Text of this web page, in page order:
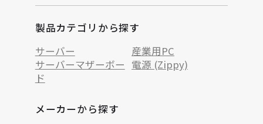
製品カテゴリから探す
サーバー
産業用PC
サーバーマザーボー
ド
電源 (Zippy)
メーカーから探す